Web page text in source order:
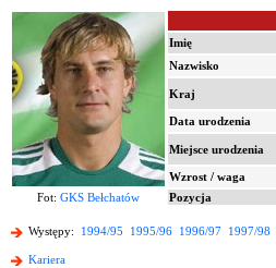
Imię
Nazwisko
Kraj
Data urodzenia
Miejsce urodzenia
Wzrost / waga
Fot: GKS Bełchatów Pozycja
Występy: 1994/95 1995/96 1996/97 1997/98
Kariera